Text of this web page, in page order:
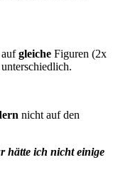
gleiche Figuren (2x
nicht auf den
hätte ich nicht einige